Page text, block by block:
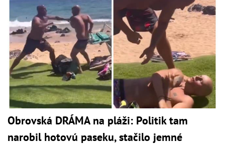
Obrovská DRÁMA na pláži: Politik tam
narobil hotovú paseku, stačilo jemné